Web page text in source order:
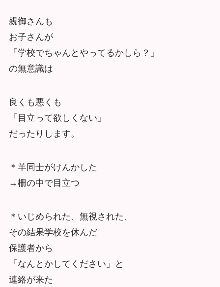
親御さんも
お子さんが
「学校でちゃんとやってるかしら？」
の無意識は
良くも悪くも
「目立って欲しくない」
だったりします。
＊羊同士がけんかした
→柵の中で目立つ
＊いじめられた、無視された、
その結果学校を休んだ
保護者から
「なんとかしてください」と
連絡が来た